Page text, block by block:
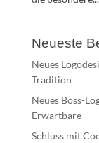
Neueste
Neues
Tradition
Neues Boss-
Erwartbare
Schluss mit